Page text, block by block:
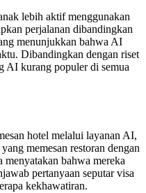
lebih aktif menggunakan
perjalanan dibandingkan
menunjukkan bahwa AI
Dibandingkan dengan riset
AI kurang populer di semua
hotel melalui layanan AI,
memesan restoran dengan
bahwa mereka
pertanyaan seputar visa
kekhawatiran.